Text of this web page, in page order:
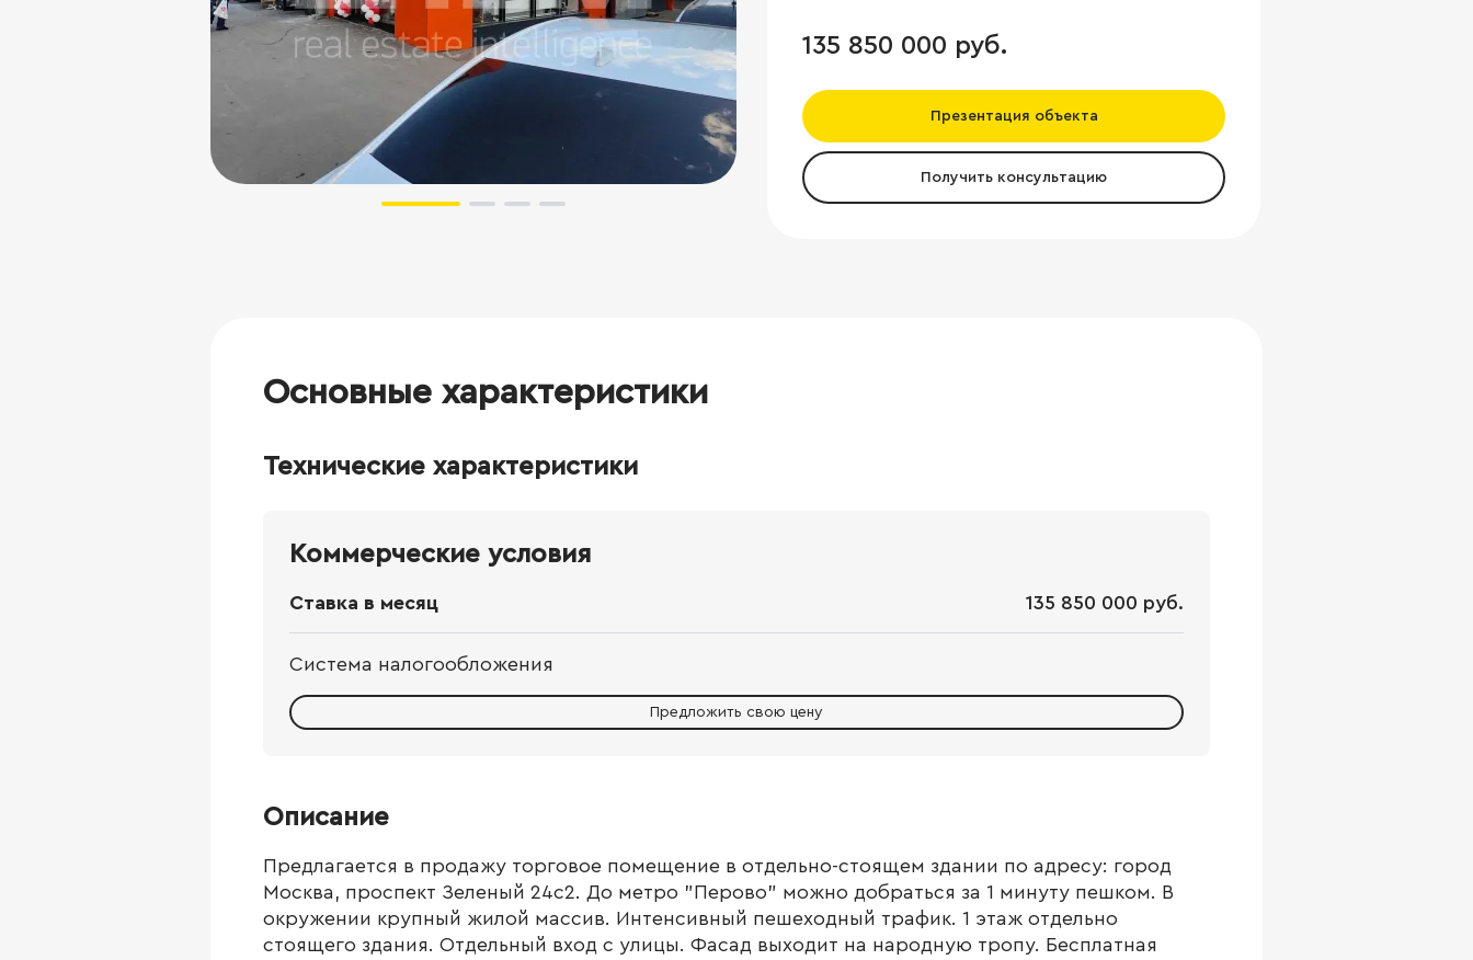
135 850 000 руб.
Презентация объекта
Получить консультацию
Основные характеристики
Технические характеристики
Коммерческие условия
Ставка в месяц 135 850 000 руб.
Система налогообложения
Предложить свою цену
Описание
Предлагается в продажу торговое помещение в отдельно-стоящем здании по адресу: город
Москва, проспект Зеленый 24с2. До метро "Перово" можно добраться за 1 минуту пешком. В
окружении крупный жилой массив. Интенсивный пешеходный трафик. 1 этаж отдельно
стоящего здания. Отдельный вход с улицы. Фасад выходит на народную тропу. Бесплатная